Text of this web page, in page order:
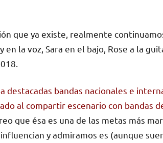
que ya existe, realmente
en la voz, Sara en el bajo, Rose a la
destacadas bandas nacionales e
al compartir escenario con bandas
que ésa es una de las metas más
y admiramos es (aunque